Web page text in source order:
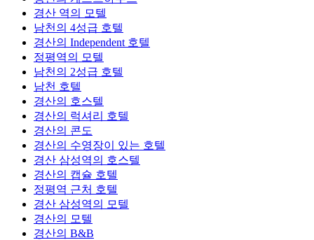
경산 역의 모텔
남천의 4성급 호텔
경산의 Independent 호텔
정평역의 모텔
남천의 2성급 호텔
남천 호텔
경산의 호스텔
경산의 럭셔리 호텔
경산의 콘도
경산의 수영장이 있는 호텔
경산 삼성역의 호스텔
경산의 캡슐 호텔
정평역 근처 호텔
경산 삼성역의 모텔
경산의 모텔
경산의 B&B